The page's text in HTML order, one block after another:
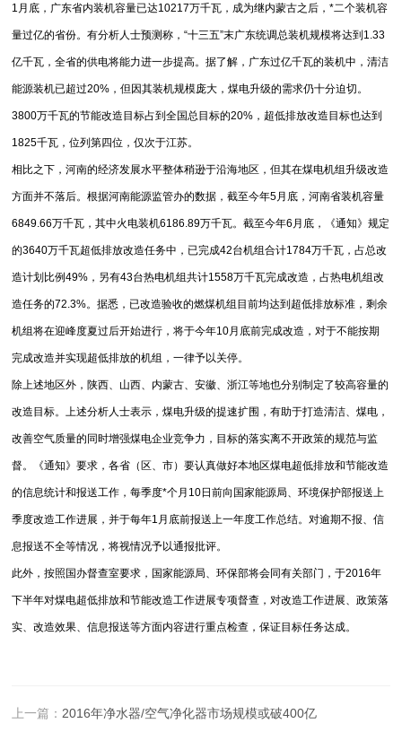
1月底，广东省内装机容量已达10217万千瓦，成为继内蒙古之后，*二个装机容
量过亿的省份。有分析人士预测称，“十三五”末广东统调总装机规模将达到1.33
亿千瓦，全省的供电将能力进一步提高。据了解，广东过亿千瓦的装机中，清洁
能源装机已超过20%，但因其装机规模庞大，煤电升级的需求仍十分迫切。
3800万千瓦的节能改造目标占到全国总目标的20%，超低排放改造目标也达到
1825千瓦，位列第四位，仅次于江苏。
相比之下，河南的经济发展水平整体稍逊于沿海地区，但其在煤电机组升级改造
方面并不落后。根据河南能源监管办的数据，截至今年5月底，河南省装机容量
6849.66万千瓦，其中火电装机6186.89万千瓦。截至今年6月底，《通知》规定
的3640万千瓦超低排放改造任务中，已完成42台机组合计1784万千瓦，占总改
造计划比例49%，另有43台热电机组共计1558万千瓦完成改造，占热电机组改
造任务的72.3%。据悉，已改造验收的燃煤机组目前均达到超低排放标准，剩余
机组将在迎峰度夏过后开始进行，将于今年10月底前完成改造，对于不能按期
完成改造并实现超低排放的机组，一律予以关停。
除上述地区外，陕西、山西、内蒙古、安徽、浙江等地也分别制定了较高容量的
改造目标。上述分析人士表示，煤电升级的提速扩围，有助于打造清洁、煤电，
改善空气质量的同时增强煤电企业竞争力，目标的落实离不开政策的规范与监
督。《通知》要求，各省（区、市）要认真做好本地区煤电超低排放和节能改造
的信息统计和报送工作，每季度*个月10日前向国家能源局、环境保护部报送上
季度改造工作进展，并于每年1月底前报送上一年度工作总结。对逾期不报、信
息报送不全等情况，将视情况予以通报批评。
此外，按照国办督查室要求，国家能源局、环保部将会同有关部门，于2016年
下半年对煤电超低排放和节能改造工作进展专项督查，对改造工作进展、政策落
实、改造效果、信息报送等方面内容进行重点检查，保证目标任务达成。
上一篇： 2016年净水器/空气净化器市场规模或破400亿